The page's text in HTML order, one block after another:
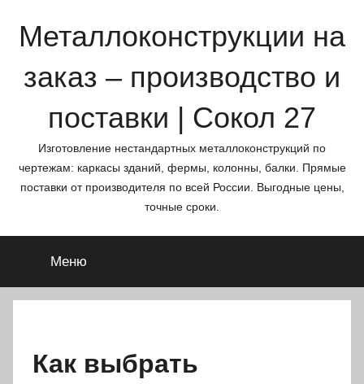
Металлоконструкции на
заказ – производство и
поставки | Сокол 27
Изготовление нестандартных металлоконструкций по
чертежам: каркасы зданий, фермы, колонны, балки. Прямые
поставки от производителя по всей России. Выгодные цены,
точные сроки.
Меню
Как выбрать